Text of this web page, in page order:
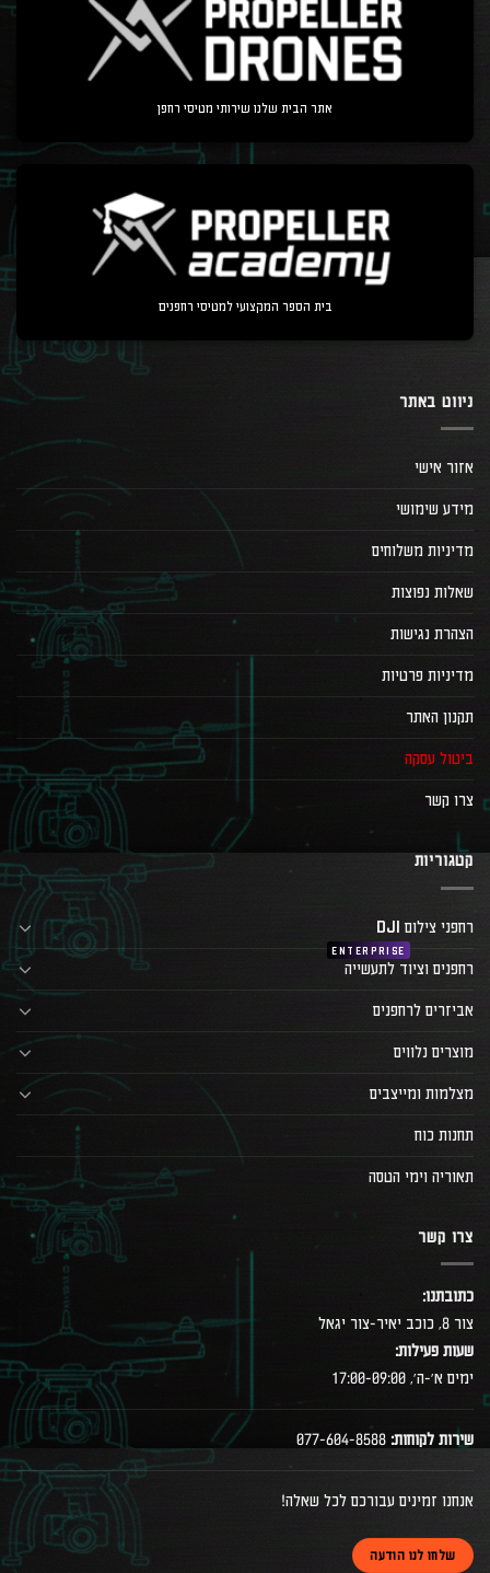
אתר הבית שלנו שירותי מטיסי רחפן
בית הספר המקצועי למטיסי רחפנים
ניווט באתר
אזור אישי
מידע שימושי
מדיניות משלוחים
שאלות נפוצות
הצהרת נגישות
מדיניות פרטיות
תקנון האתר
ביטול עסקה
צרו קשר
קטגוריות
רחפני צילום DJI
רחפנים וציוד לתעשייה
אביזרים לרחפנים
מוצרים נלווים
מצלמות ומייצבים
תחנות כוח
תאוריה וימי הטסה
צרו קשר
כתובתנו:
צור 8, כוכב יאיר-צור יגאל
שעות פעילות:
ימים א׳-ה׳, 17:00-09:00
שירות לקוחות:
אנחנו זמינים עבורכם לכל שאלה!
שלחו לנו הודעה